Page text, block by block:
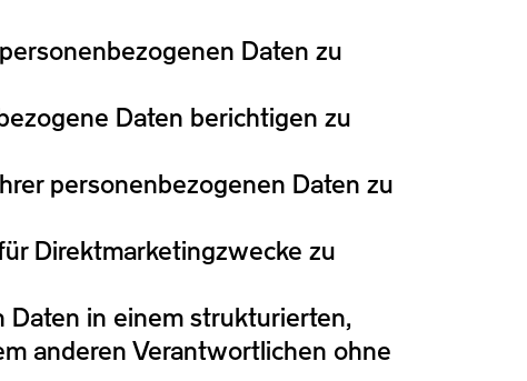
Daten zu
Daten berichtigen zu
personenbezogenen Daten zu
Direktmarketingzwecke zu
Daten in einem strukturierten,
anderen Verantwortlichen ohne